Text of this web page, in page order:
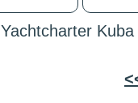
Yachtcharter